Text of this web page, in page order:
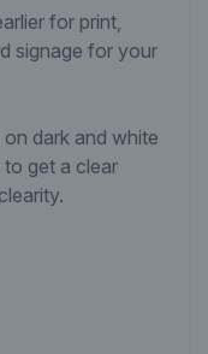
for print,
signage for your
dark and white
get a clear